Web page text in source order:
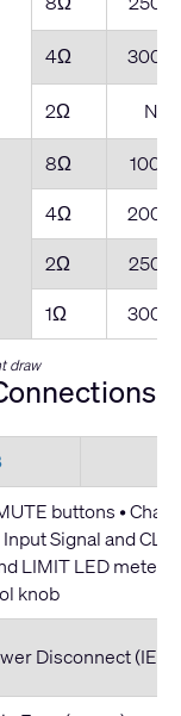
4Ω 3000
2Ω NR*
8Ω
1000
4Ω
2000
2Ω
2500
1Ω
3000
draw
buttons •
Signal and
LIMIT LED meters
knob
Disconnect (IEC